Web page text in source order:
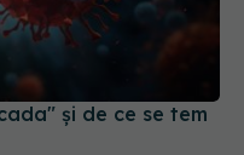
și de ce se tem